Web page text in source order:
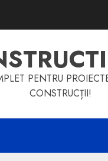
PENTRU
CONSTRUCȚII!